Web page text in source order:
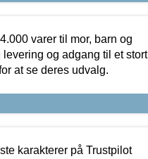
varer til mor, barn og
og adgang til et stort
at se deres udvalg.
karakterer på Trustpilot